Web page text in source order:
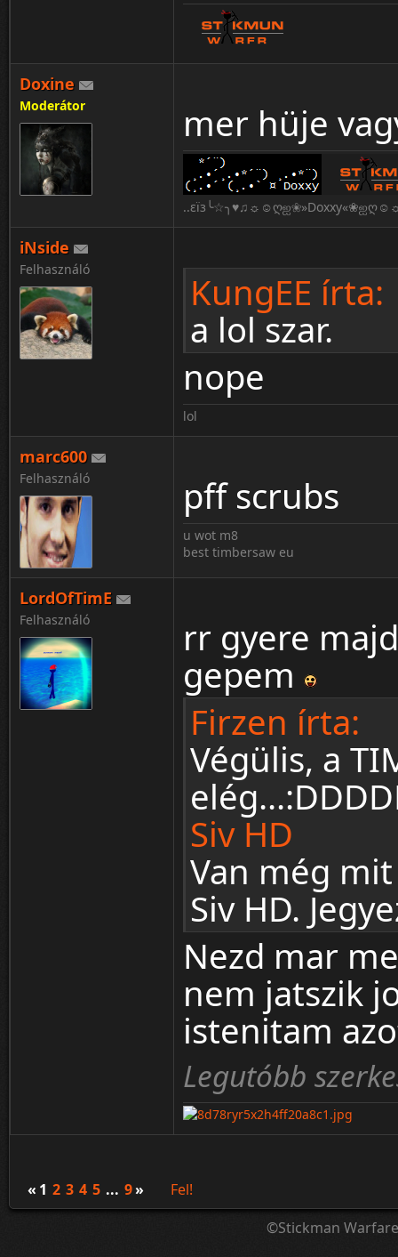
Doxine
Moderátor mer hüje
iNside
Felhasználó
KungEE írta:
a lol szar.
nope
lol
marc600
Felhasználó pff scrubs
u wot m8
best timbersaw eu
LordOfTimE
Felhasználó
rr gyere
gepem
Firzen írta:
Végülis, a
Siv HD
Van még
Siv HD.
Nezd mar
nem jatszik
istenitam
Legutóbb
« 1 2 3 4 5 ... 9»
Fel!
©Stickman Warfare